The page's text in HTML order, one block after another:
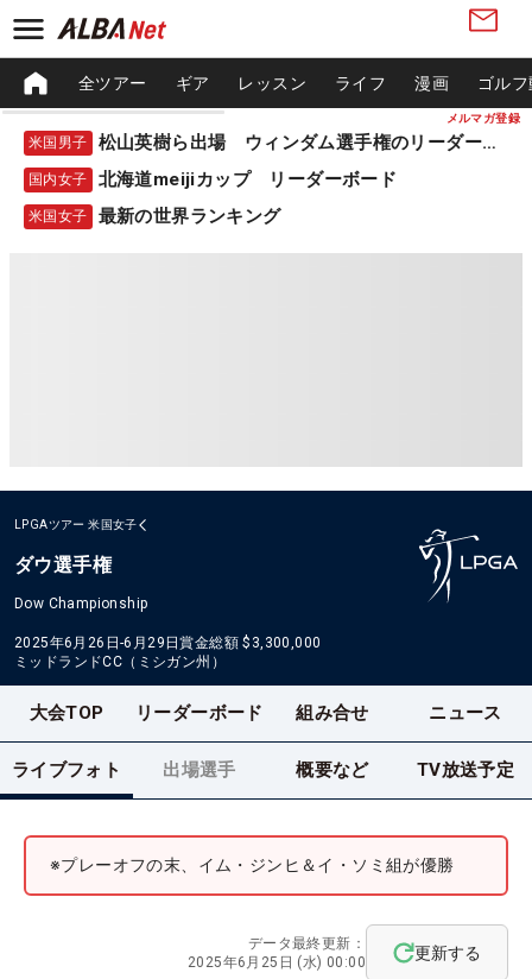
メルマガ登録
全ツアー ギア レッスン ライフ 漫画 ゴル
米国男子 松山英樹ら出場 ウィンダム選手権のリーダーボード
国内女子 北海道meijiカップ リーダーボード
米国女子 最新の世界ランキング
LPGAツアー 米国女子
ダウ選手権
Dow Championship
2025年6月26日-6月29日賞金総額 $3,300,000
ミッドランドCC（ミシガン州）
大会TOP リーダーボード 組み合せ ニュース
ライブフォト 出場選手 概要など TV放送予定
※プレーオフの末、イム・ジンヒ＆イ・ソミ組が優勝
データ最終更新：
2025年6月25日 (水) 00:00
更新する